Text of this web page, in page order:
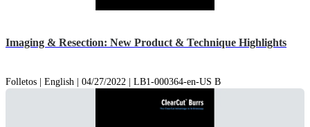
Imaging & Resection: New Product & Technique Highlights
Folletos | English | 04/27/2022 | LB1-000364-en-US B